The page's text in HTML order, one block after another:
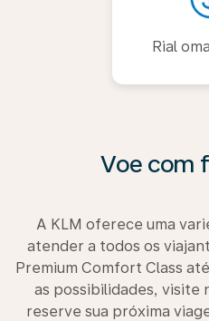
Rial
Voe com
A KLM oferece uma
atender a todos os
Premium Comfort Class
as possibilidades, visite
reserve sua próxima